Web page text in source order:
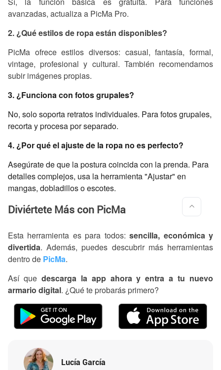
avanzadas, actualiza a PicMa Pro.
2. ¿Qué estilos de ropa están disponibles?
PicMa ofrece estilos diversos: casual, fantasía, formal,
vintage, profesional y cultural. También recomendamos
subir imágenes propias.
3. ¿Funciona con fotos grupales?
No, solo soporta retratos individuales. Para fotos grupales,
recorta y procesa por separado.
4. ¿Por qué el ajuste de la ropa no es perfecto?
Asegúrate de que la postura coincida con la prenda. Para
detalles complejos, usa la herramienta "Ajustar" en
mangas, dobladillos o escotes.
Diviértete Más con PicMa
Esta herramienta es para todos:sencilla, económica y
divertida. Además, puedes descubrir más herramientas
dentro de PicMa.
Así que descarga la app ahora y entra a tu nuevo
armario digital. ¿Qué te probarás primero?
Lucía García